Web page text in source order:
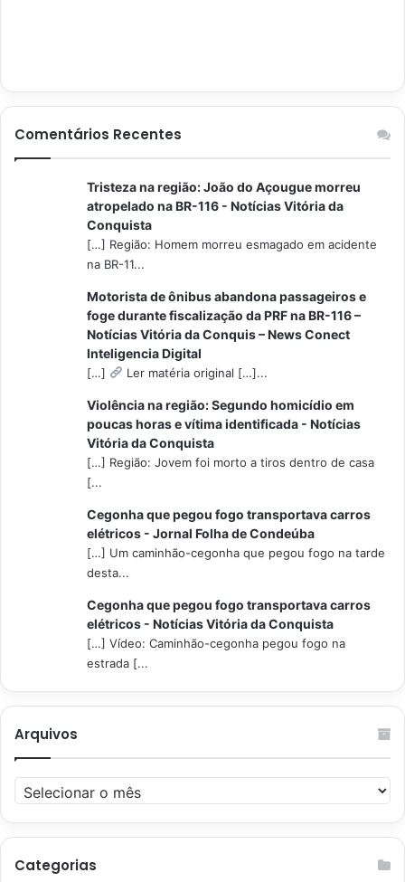
Comentários Recentes
Tristeza na região: João do Açougue morreu
atropelado na BR-116 - Notícias Vitória da
Conquista
[…] Região: Homem morreu esmagado em acidente
na BR-11...
Motorista de ônibus abandona passageiros e
foge durante fiscalização da PRF na BR-116 –
Notícias Vitória da Conquis – News Conect
Inteligencia Digital
[…] Ler matéria original […]...
Violência na região: Segundo homicídio em
poucas horas e vítima identificada - Notícias
Vitória da Conquista
[…] Região: Jovem foi morto a tiros dentro de casa
[...
Cegonha que pegou fogo transportava carros
elétricos - Jornal Folha de Condeúba
[…] Um caminhão-cegonha que pegou fogo na tarde
desta...
Cegonha que pegou fogo transportava carros
elétricos - Notícias Vitória da Conquista
[…] Vídeo: Caminhão-cegonha pegou fogo na
estrada [...
Arquivos
Arquivos
Categorias